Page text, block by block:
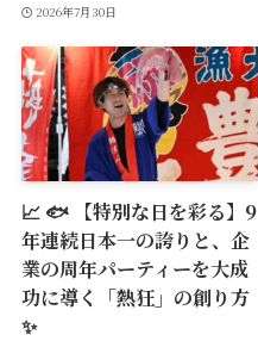
2026年7月30日
📈 🐟 【特別な日を彩る】9
年連続日本一の誇りと、企
業の周年パーティーを大成
功に導く「熱狂」の創り方
✨